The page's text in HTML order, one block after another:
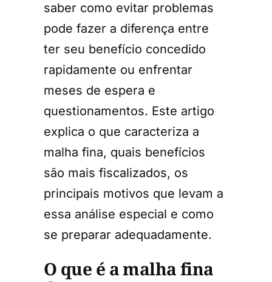
saber como evitar problemas
pode fazer a diferença entre
ter seu benefício concedido
rapidamente ou enfrentar
meses de espera e
questionamentos. Este artigo
explica o que caracteriza a
malha fina, quais benefícios
são mais fiscalizados, os
principais motivos que levam a
essa análise especial e como
se preparar adequadamente.
O que é a malha fina